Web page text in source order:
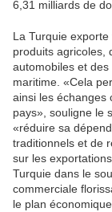
6,31 milliards de
La Turquie
produits agricoles,
automobiles et
maritime. «Cela
ainsi les échanges
pays», souligne le
«réduire sa
traditionnels et de
sur les
Turquie dans le
commerciale
le plan